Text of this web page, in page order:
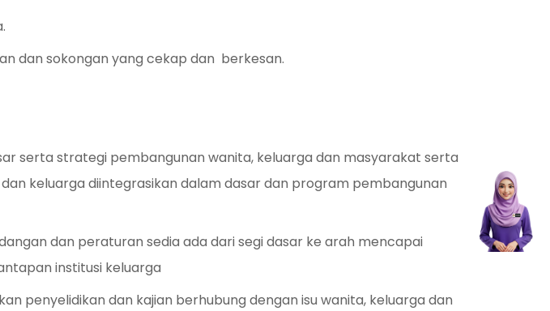
dan sokongan yang cekap dan berkesan.
serta strategi pembangunan wanita, keluarga dan masyarakat serta
keluarga diintegrasikan dalam dasar dan program pembangunan
dan peraturan sedia ada dari segi dasar ke arah mencapai
institusi keluarga
penyelidikan dan kajian berhubung dengan isu wanita, keluarga dan